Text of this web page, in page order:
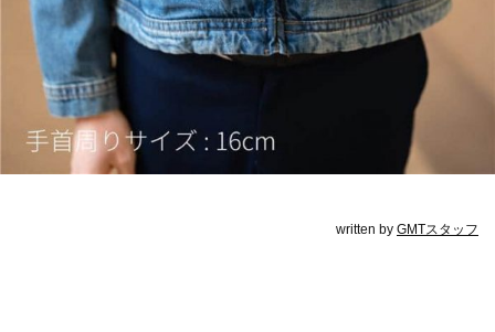
written by GMTスタッフ